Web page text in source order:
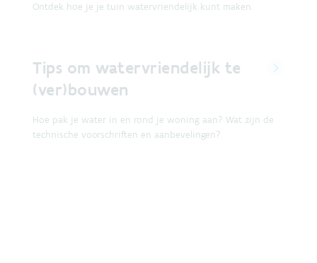
Ontdek hoe je je tuin watervriendelijk kunt maken.
Tips om watervriendelijk te
(ver)bouwen
Hoe pak je water in en rond je woning aan? Wat zijn de
technische voorschriften en aanbevelingen?